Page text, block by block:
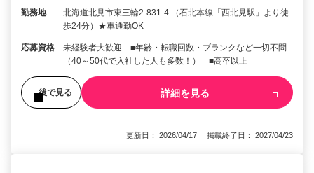
勤務地
北海道北見市東三輪2-831-4 （石北本線「西北見駅」より徒
歩24分）★車通勤OK
応募資格
未経験者大歓迎 ■年齢・転職回数・ブランクなど一切不問
（40～50代で入社した人も多数！） ■高卒以上
後で見る 詳細を見る
更新日： 2026/04/17 掲載終了日： 2027/04/23